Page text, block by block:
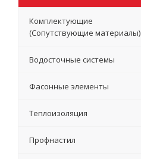
Комплектующие
(Сопутствующие материалы)
Водосточные системы
Фасонные элементы
Теплоизоляция
Профнастил